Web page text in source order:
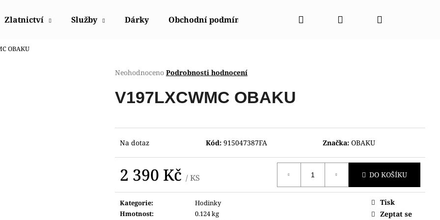
Zlatnictví Služby Dárky Obchodní podmínky Napište nám Kontakty
Hledat PřihlášeníNákupní
OBAKU
Průměrné
produktu
je
5
Neohodnoceno Podrobnosti hodnocení
V197LXCWMC OBAKU
Na dotaz Kód: 915047387FA Značka: OBAKU
2 390 Kč / KS DO KOŠÍKU
Kategorie:
Hodinky
Hmotnost:
0.124 kg
Tisk
Zeptat se
Co potřebujete najít?
HLEDAT
POLICE PEWJK2003440